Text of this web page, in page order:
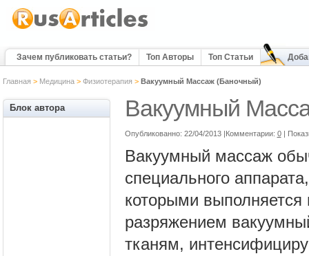
Зачем публиковать статьи? Топ Авторы Топ Статьи
Главная > Медицина> Физиотерапия > Вакуумный Массаж (Баночный)
Вакуумный
Опубликованно: 22/04/2013 |Комментарии: 0 |
Вакуумный массаж
специального
которыми
разряжением
тканям,
Блок автора